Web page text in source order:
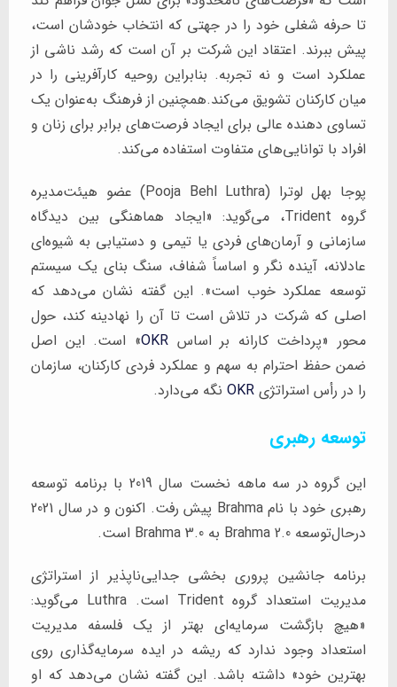
تا حرفه شغلی خود را در جهتی که انتخاب خودشان است،
پیش ببرند. اعتقاد این شرکت بر آن است که رشد ناشی از
عملکرد است و نه تجربه. بنابراین روحیه کارآفرینی را در
میان کارکنان تشویق می‌کند.همچنین از فرهنگ به‌عنوان یک
تساوی دهنده عالی برای ایجاد فرصت‌های برابر برای زنان و
افراد با توانایی‌های متفاوت استفاده می‌کند.
پوجا بهل لوترا (Pooja Behl Luthra) عضو هیئت‌مدیره
گروه Trident، می‌گوید: «ایجاد هماهنگی بین دیدگاه
سازمانی و آرمان‌های فردی یا تیمی و دستیابی به شیوه‌ای
عادلانه، آینده نگر و اساساً شفاف، سنگ بنای یک سیستم
توسعه عملکرد خوب است». این گفته نشان می‌دهد که
اصلی که شرکت در تلاش است تا آن را نهادینه کند، حول
محور «پرداخت کارانه بر اساسOKR» است. این اصل
ضمن حفظ احترام به سهم و عملکرد فردی کارکنان، سازمان
را در رأس استراتژی OKR نگه می‌دارد.
توسعه رهبری
این گروه در سه ماهه نخست سال 2019 با برنامه توسعه
رهبری خود با نام Brahma پیش رفت. اکنون و در سال 2021
درحال‌توسعه Brahma 2.0 به Brahma 3.0 است.
برنامه جانشین پروری بخشی جدایی‌ناپذیر از استراتژی
مدیریت استعداد گروه Trident است. Luthra می‌گوید:
«هیچ بازگشت سرمایه‌ای بهتر از یک فلسفه مدیریت
استعداد وجود ندارد که ریشه در ایده سرمایه‌گذاری روی
بهترین خود» داشته باشد. این گفته نشان می‌دهد که او